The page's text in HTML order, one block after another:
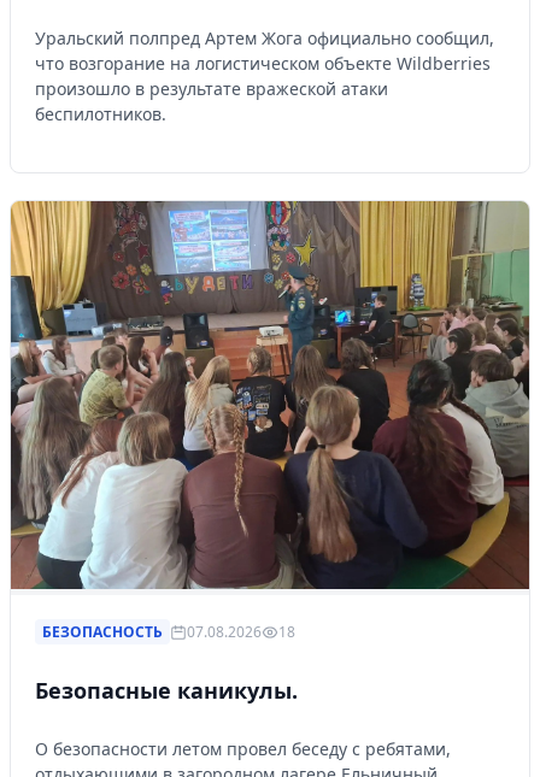
Уральский полпред Артем Жога официально сообщил,
что возгорание на логистическом объекте Wildberries
произошло в результате вражеской атаки
беспилотников.
БЕЗОПАСНОСТЬ 07.08.2026 18
Безопасные каникулы.
О безопасности летом провел беседу с ребятами,